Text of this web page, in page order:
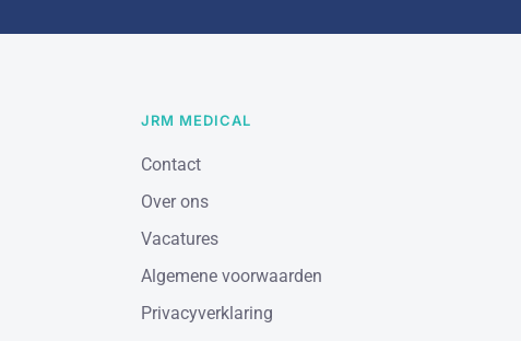
JRM MEDICAL
Contact
Over ons
Vacatures
Algemene voorwaarden
Privacyverklaring